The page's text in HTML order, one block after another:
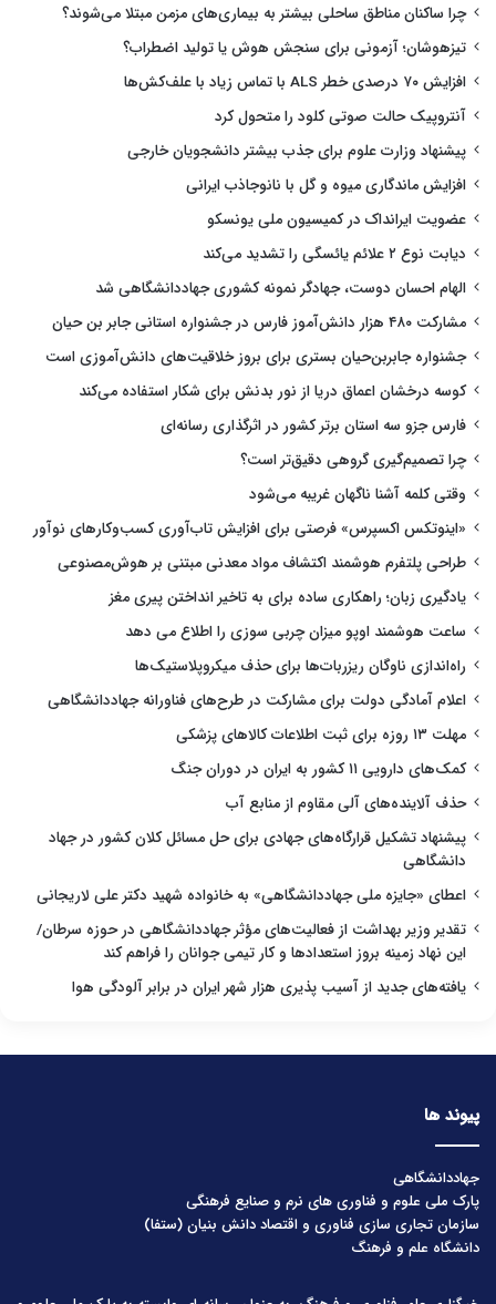
چرا ساکنان مناطق ساحلی بیشتر به بیماری‌های مزمن مبتلا می‌شوند؟
تیزهوشان؛ آزمونی برای سنجش هوش یا تولید اضطراب؟
افزایش ۷۰ درصدی خطر ALS با تماس زیاد با علف‌کش‌ها
آنتروپیک حالت صوتی کلود را متحول کرد
پیشنهاد وزارت علوم برای جذب بیشتر دانشجویان خارجی
افزایش ماندگاری میوه و گل با نانوجاذب ایرانی
عضویت ایرانداک در کمیسیون ملی یونسکو
دیابت نوع ۲ علائم یائسگی را تشدید می‌کند
الهام احسان دوست، جهادگر نمونه کشوری جهاددانشگاهی شد
مشارکت ۴۸۰ هزار دانش‌آموز فارس در جشنواره استانی جابر بن حیان
جشنواره جابربن‌حیان بستری برای بروز خلاقیت‌های دانش‌آموزی است
کوسه درخشان اعماق دریا از نور بدنش برای شکار استفاده می‌کند
فارس جزو سه استان برتر کشور در اثرگذاری رسانه‌ای
چرا تصمیم‌گیری گروهی دقیق‌تر است؟
وقتی کلمه آشنا ناگهان غریبه می‌شود
«اینوتکس اکسپرس» فرصتی برای افزایش تاب‌آوری کسب‌وکارهای نوآور
طراحی پلتفرم هوشمند اکتشاف مواد معدنی مبتنی بر هوش‌مصنوعی
یادگیری زبان؛ راهکاری ساده برای به تاخیر انداختن پیری مغز
ساعت هوشمند اوپو میزان چربی سوزی را اطلاع می دهد
راه‌اندازی ناوگان ریزربات‌ها برای حذف میکروپلاستیک‌ها
اعلام آمادگی دولت برای مشارکت در طرح‌های فناورانه جهاددانشگاهی
مهلت ۱۳ روزه برای ثبت اطلاعات کالاهای پزشکی
کمک‌های دارویی ۱۱ کشور به ایران در دوران جنگ
حذف آلاینده‌های آلی مقاوم از منابع آب
پیشنهاد تشکیل قرارگاه‌های جهادی برای حل مسائل کلان کشور در جهاد
دانشگاهی
اعطای «جایزه ملی جهاددانشگاهی» به خانواده شهید دکتر علی لاریجانی
تقدیر وزیر بهداشت از فعالیت‌های مؤثر جهاددانشگاهی در حوزه سرطان/
این نهاد زمینه بروز استعدادها و کار تیمی جوانان را فراهم کند
یافته‌های جدید از آسیب پذیری هزار شهر ایران در برابر آلودگی هوا
پیوند ها
جهاددانشگاهی
پارک ملی علوم و فناوری های نرم و صنایع فرهنگی
سازمان تجاری سازی فناوری و اقتصاد دانش بنیان (ستفا)
دانشگاه علم و فرهنگ